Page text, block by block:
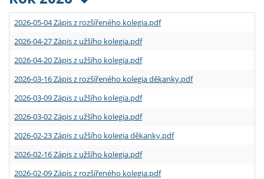
2026-05-04 Zápis z rozšířeného kolegia.pdf
2026-04-27 Zápis z užšího kolegia.pdf
2026-04-20 Zápis z užšího kolegia.pdf
2026-03-16 Zápis z rozšířeného kolegia děkanky.pdf
2026-03-09 Zápis z užšího kolegia.pdf
2026-03-02 Zápis z užšího kolegia.pdf
2026-02-23 Zápis z užšího kolegia děkanky.pdf
2026-02-16 Zápis z užšího kolegia.pdf
2026-02-09 Zápis z rozšířeného kolegia.pdf